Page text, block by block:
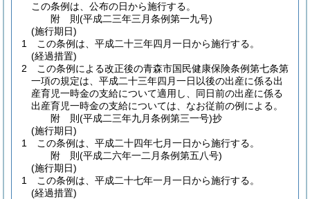
この条例は、公布の日から施行する。
附 則(平成二三年三月条例第一九号)
(施行期日)
1
この条例は、平成二十三年四月一日から施行する。
(経過措置)
2
この条例による改正後の青森市国民健康保険条例第七条第
一項の規定は、平成二十三年四月一日以後の出産に係る出
産育児一時金の支給について適用し、同日前の出産に係る
出産育児一時金の支給については、なお従前の例による。
附 則(平成二三年九月条例第三一号)抄
(施行期日)
1
この条例は、平成二十四年七月一日から施行する。
附 則(平成二六年一二月条例第五八号)
(施行期日)
1
この条例は、平成二十七年一月一日から施行する。
(経過措置)